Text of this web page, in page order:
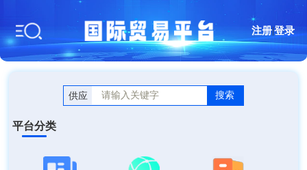
注册 |登录
供应 搜索
平台分类